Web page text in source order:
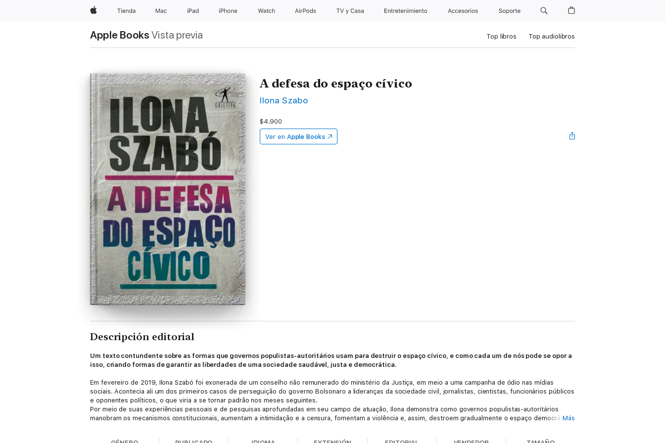
AppleTienda Mac iPad iPhone Watch AirPods TV & Casa Entretenimiento Accesorios Soporte
Apple Books Vista previa Top libros Top audiolibros
A defesa do espaço cívico
Ilona Szabo
$4.900
Ver en Apple Books
Descripción editorial
Um texto contundente sobre as formas que governos populistas-autoritários usam para destruir o espaço cívico, e como cada um de nós pode se opor a
isso, criando formas de garantir as liberdades de uma sociedade saudável, justa e democrática.
Em fevereiro de 2019, Ilona Szabó foi exonerada de um conselho não remunerado do ministério da Justiça, em meio a uma campanha de ódio nas mídias
sociais. Acontecia ali um dos primeiros casos de perseguição do governo Bolsonaro a lideranças da sociedade civil, jornalistas, cientistas, funcionários públicos
e oponentes políticos, o que viria a se tornar padrão nos meses seguintes.
Por meio de suas experiências pessoais e de pesquisas aprofundadas em seu campo de atuação, Ilona demonstra como governos populistas-autoritários
manobram os mecanismos constitucionais, aumentam a intimidação e a censura, fomentam a violência e, assim, destroem gradualmente o espaço democrático.
Más